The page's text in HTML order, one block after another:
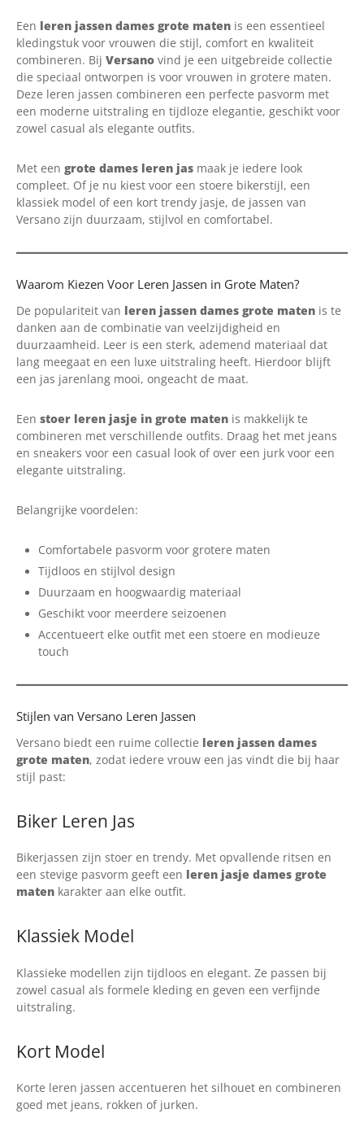
Een leren jassen dames grote maten is een essentieel
kledingstuk voor vrouwen die stijl, comfort en kwaliteit
combineren. Bij Versano vind je een uitgebreide collectie
die speciaal ontworpen is voor vrouwen in grotere maten.
Deze leren jassen combineren een perfecte pasvorm met
een moderne uitstraling en tijdloze elegantie, geschikt voor
zowel casual als elegante outfits.
Met een grote dames leren jas maak je iedere look
compleet. Of je nu kiest voor een stoere bikerstijl, een
klassiek model of een kort trendy jasje, de jassen van
Versano zijn duurzaam, stijlvol en comfortabel.
Waarom Kiezen Voor Leren Jassen in Grote Maten?
De populariteit van leren jassen dames grote maten is te
danken aan de combinatie van veelzijdigheid en
duurzaamheid. Leer is een sterk, ademend materiaal dat
lang meegaat en een luxe uitstraling heeft. Hierdoor blijft
een jas jarenlang mooi, ongeacht de maat.
Een stoer leren jasje in grote maten is makkelijk te
combineren met verschillende outfits. Draag het met jeans
en sneakers voor een casual look of over een jurk voor een
elegante uitstraling.
Belangrijke voordelen:
Comfortabele pasvorm voor grotere maten
Tijdloos en stijlvol design
Duurzaam en hoogwaardig materiaal
Geschikt voor meerdere seizoenen
Accentueert elke outfit met een stoere en modieuze
touch
Stijlen van Versano Leren Jassen
Versano biedt een ruime collectie leren jassen dames
grote maten, zodat iedere vrouw een jas vindt die bij haar
stijl past:
Biker Leren Jas
Bikerjassen zijn stoer en trendy. Met opvallende ritsen en
een stevige pasvorm geeft een leren jasje dames grote
maten karakter aan elke outfit.
Klassiek Model
Klassieke modellen zijn tijdloos en elegant. Ze passen bij
zowel casual als formele kleding en geven een verfijnde
uitstraling.
Kort Model
Korte leren jassen accentueren het silhouet en combineren
goed met jeans, rokken of jurken.